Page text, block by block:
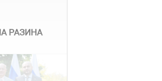
РАЗИНА